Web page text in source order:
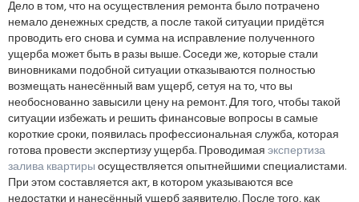
Дело в том, что на осуществления ремонта было потрачено
немало денежных средств, а после такой ситуации придётся
проводить его снова и сумма на исправление полученного
ущерба может быть в разы выше. Соседи же, которые стали
виновниками подобной ситуации отказываются полностью
возмещать нанесённый вам ущерб, сетуя на то, что вы
необоснованно завысили цену на ремонт. Для того, чтобы такой
ситуации избежать и решить финансовые вопросы в самые
короткие сроки, появилась профессиональная служба, которая
готова провести экспертизу ущерба. Проводимаяэкспертиза
залива квартирыосуществляется опытнейшими специалистами.
При этом составляется акт, в котором указываются все